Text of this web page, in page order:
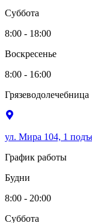
Суббота
8:00 - 18:00
Воскресенье
8:00 - 16:00
Грязеводолечебница
ул. Мира 104, 1
График работы
Будни
8:00 - 20:00
Суббота